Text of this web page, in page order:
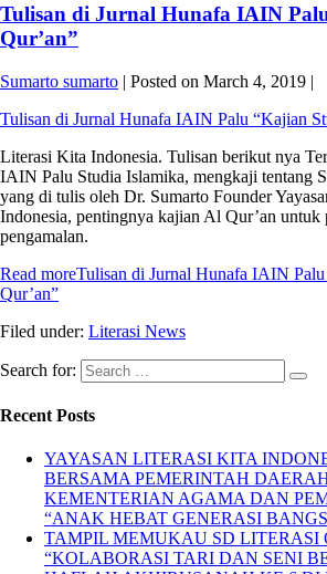
Tulisan di Jurnal Hunafa IAIN
Qur’an”
Sumarto sumarto | Posted on March 4, 2019 |
Tulisan di Jurnal Hunafa IAIN Palu “Kajian
Literasi Kita Indonesia. Tulisan berikut nya
IAIN Palu Studia Islamika, mengkaji tentang
yang di tulis oleh Dr. Sumarto Founder
Indonesia, pentingnya kajian Al Qur’an untuk
pengamalan.
Read moreTulisan di Jurnal Hunafa IAIN
Qur’an”
Filed under: Literasi News
Search for:
Recent Posts
YAYASAN LITERASI KITA
BERSAMA PEMERINTAH
KEMENTERIAN AGAMA DAN
“ANAK HEBAT GENERASI
TAMPIL MEMUKAU SD LITERASI
“KOLABORASI TARI DAN SENI